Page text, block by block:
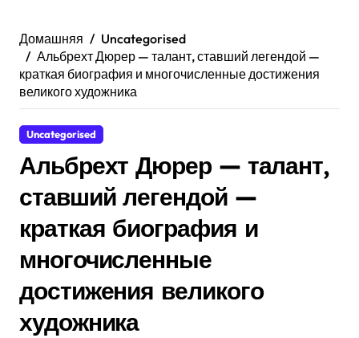
Домашняя
Uncategorised
Альбрехт Дюрер — талант, ставший легендой —
краткая биография и многочисленные достижения
великого художника
Uncategorised
Альбрехт Дюрер — талант,
ставший легендой —
краткая биография и
многочисленные
достижения великого
художника